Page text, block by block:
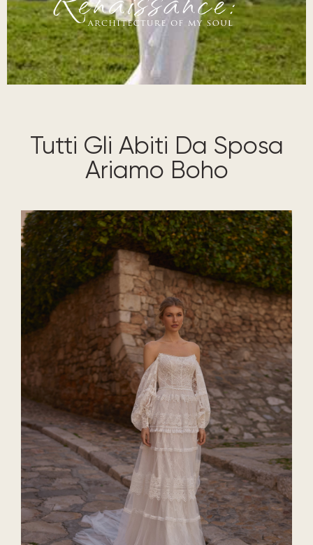
Tutti Gli Abiti Da Sposa
Ariamo Boho